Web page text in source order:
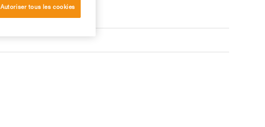
Autoriser tous les cookies